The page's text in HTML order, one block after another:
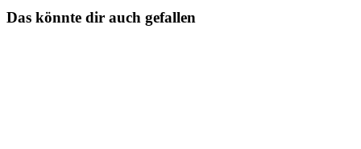
Das könnte dir auch gefallen